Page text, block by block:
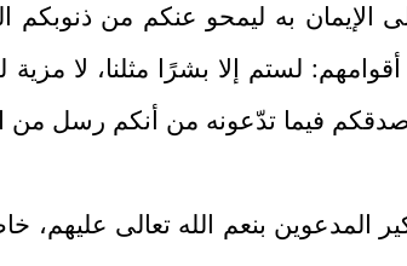
الإيمان به ليمحو عنكم من ذنوبكم
لستم إلا بشرًا مثلنا، لا
فيما تدّعونه من أنكم رسل من
المدعوين بنعم الله تعالى